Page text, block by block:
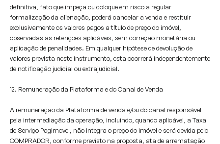
definitiva, fato que impeça ou coloque em risco a regular
formalização da alienação, poderá cancelar a venda e restituir
exclusivamente os valores pagos a título de preço do imóvel,
observadas as retenções aplicáveis, sem correção monetária ou
aplicação de penalidades. Em qualquer hipótese de devolução de
valores prevista neste instrumento, esta ocorrerá independentemente
de notificação judicial ou extrajudicial.
12. Remuneração da Plataforma e do Canal de Venda
A remuneração da Plataforma de venda e/ou do canal responsável
pela intermediação da operação, incluindo, quando aplicável, a Taxa
de Serviço Pagimovel, não integra o preço do imóvel e será devida pelo
COMPRADOR, conforme previsto na proposta, ata de arrematação